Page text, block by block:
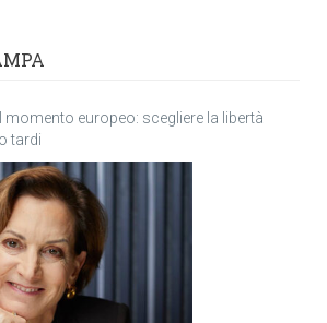
momento europeo: scegliere la libertà
tardi